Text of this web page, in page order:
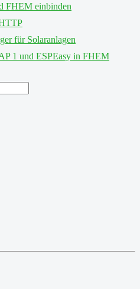
FHEM einbinden
für Solaranlagen
1 und ESPEasy in FHEM